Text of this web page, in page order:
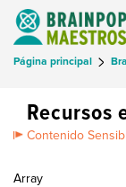
Página principal
Recursos
Contenido
Array